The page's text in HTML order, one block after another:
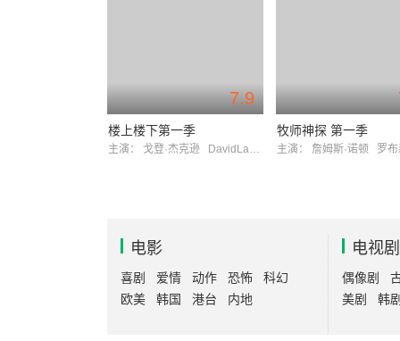
7.9
楼上楼下第一季
主演： 戈登·杰克逊 DavidLangton
牧师神探 第一季
主演： 詹姆斯·诺顿 罗布森
电影
喜剧 爱情 动作 恐怖
科幻
欧美
韩国 港台 内地
电视剧
偶像剧
美剧
韩